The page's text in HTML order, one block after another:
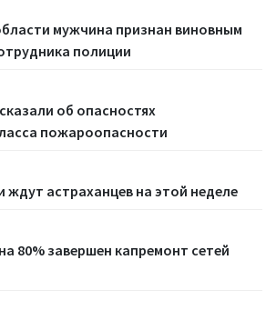
мужчина признан виновным
полиции
об опасностях
пожароопасности
ждут астраханцев на этой неделе
80% завершен капремонт сетей